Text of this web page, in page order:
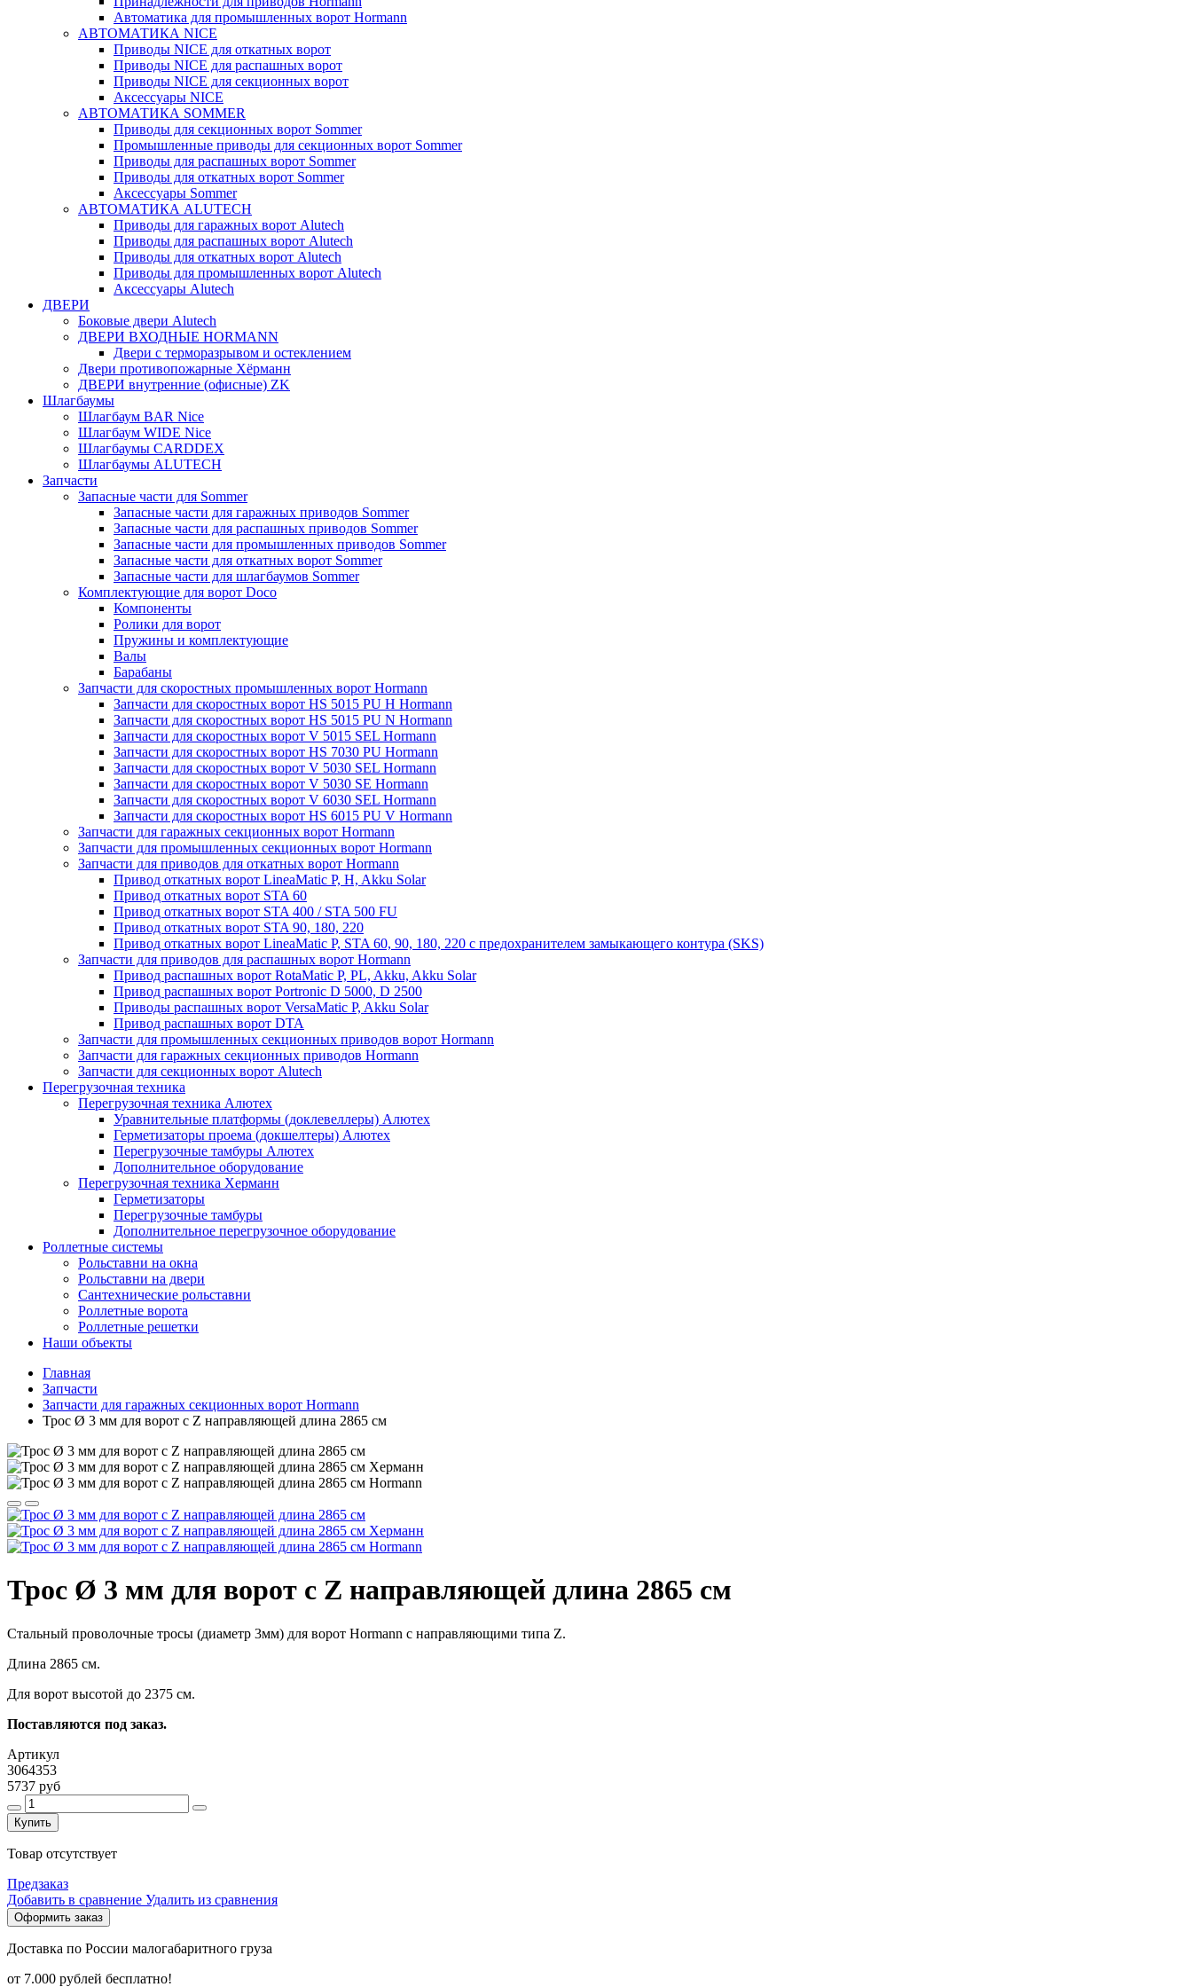
Автоматика для промышленных ворот Hormann
АВТОМАТИКА NICE
Приводы NICE для откатных ворот
Приводы NICE для распашных ворот
Приводы NICE для секционных ворот
Аксессуары NICE
АВТОМАТИКА SOMMER
Приводы для секционных ворот Sommer
Промышленные приводы для секционных ворот Sommer
Приводы для распашных ворот Sommer
Приводы для откатных ворот Sommer
Аксессуары Sommer
АВТОМАТИКА ALUTECH
Приводы для гаражных ворот Alutech
Приводы для распашных ворот Alutech
Приводы для откатных ворот Alutech
Приводы для промышленных ворот Alutech
Аксессуары Alutech
ДВЕРИ
Боковые двери Alutech
ДВЕРИ ВХОДНЫЕ HORMANN
Двери с терморазрывом и остеклением
Двери противопожарные Хёрманн
ДВЕРИ внутренние (офисные) ZK
Шлагбаумы
Шлагбаум BAR Nice
Шлагбаум WIDE Nice
Шлагбаумы CARDDEX
Шлагбаумы ALUTECH
Запчасти
Запасные части для Sommer
Запасные части для гаражных приводов Sommer
Запасные части для распашных приводов Sommer
Запасные части для промышленных приводов Sommer
Запасные части для откатных ворот Sommer
Запасные части для шлагбаумов Sommer
Комплектующие для ворот Doco
Компоненты
Ролики для ворот
Пружины и комплектующие
Валы
Барабаны
Запчасти для скоростных промышленных ворот Hormann
Запчасти для скоростных ворот HS 5015 PU H Hormann
Запчасти для скоростных ворот HS 5015 PU N Hormann
Запчасти для скоростных ворот V 5015 SEL Hormann
Запчасти для скоростных ворот HS 7030 PU Hormann
Запчасти для скоростных ворот V 5030 SEL Hormann
Запчасти для скоростных ворот V 5030 SE Hormann
Запчасти для скоростных ворот V 6030 SEL Hormann
Запчасти для скоростных ворот HS 6015 PU V Hormann
Запчасти для гаражных секционных ворот Hormann
Запчасти для промышленных секционных ворот Hormann
Запчасти для приводов для откатных ворот Hormann
Привод откатных ворот LineaMatic P, H, Akku Solar
Привод откатных ворот STA 60
Привод откатных ворот STA 400 / STA 500 FU
Привод откатных ворот STA 90, 180, 220
Привод откатных ворот LineaMatic P, STA 60, 90, 180, 220 с предохранителем замыкающего контура (SKS)
Запчасти для приводов для распашных ворот Hormann
Привод распашных ворот RotaMatic P, PL, Akku, Akku Solar
Привод распашных ворот Portronic D 5000, D 2500
Приводы распашных ворот VersaMatic P, Akku Solar
Привод распашных ворот DTA
Запчасти для промышленных секционных приводов ворот Hormann
Запчасти для гаражных секционных приводов Hormann
Запчасти для секционных ворот Alutech
Перегрузочная техника
Перегрузочная техника Алютех
Уравнительные платформы (доклевеллеры) Алютех
Герметизаторы проема (докшелтеры) Алютех
Перегрузочные тамбуры Алютех
Дополнительное оборудование
Перегрузочная техника Херманн
Герметизаторы
Перегрузочные тамбуры
Дополнительное перегрузочное оборудование
Роллетные системы
Рольставни на окна
Рольставни на двери
Сантехнические рольставни
Роллетные ворота
Роллетные решетки
Наши объекты
Главная
Запчасти
Запчасти для гаражных секционных ворот Hormann
Трос Ø 3 мм для ворот с Z направляющей длина 2865 см
Трос Ø 3 мм для ворот с Z направляющей длина 2865 см
Стальный проволочные тросы (диаметр 3мм) для ворот Hormann с направляющими типа Z.
Длина 2865 см.
Для ворот высотой до 2375 см.
Поставляются под заказ.
Артикул
3064353
5737 руб
Купить
Товар отсутствует
Предзаказ
Добавить в сравнение Удалить из сравнения
Оформить заказ
Доставка по России малогабаритного груза
от 7.000 рублей бесплатно!